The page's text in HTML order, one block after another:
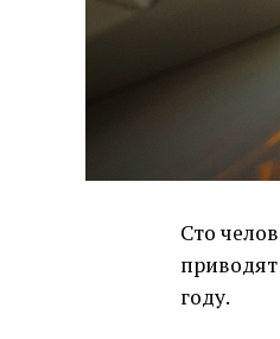
Сто
приводят
году.